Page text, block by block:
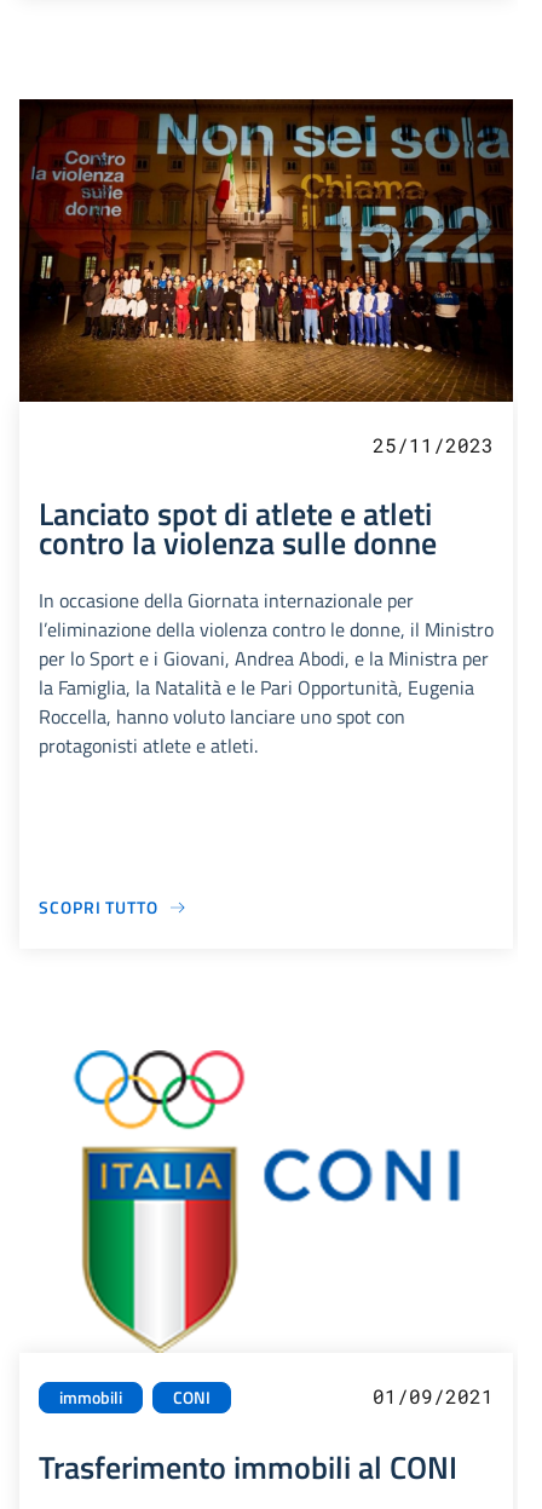
25/11/2023
Lanciato spot di atlete e atleti
contro la violenza sulle donne
In occasione della Giornata internazionale per
l’eliminazione della violenza contro le donne, il Ministro
per lo Sport e i Giovani, Andrea Abodi, e la Ministra per
la Famiglia, la Natalità e le Pari Opportunità, Eugenia
Roccella, hanno voluto lanciare uno spot con
protagonisti atlete e atleti.
SCOPRI TUTTO
immobili CONI 01/09/2021
Trasferimento immobili al CONI